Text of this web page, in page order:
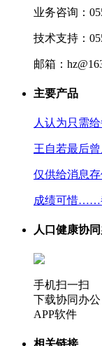
业务咨询：
技术支持：
邮箱：
主要产品
人认为只需
王自若最后
仅供给消息
成绩可惜……
人口健康协
手机扫一扫
下载协同办公
APP软件
相关链接